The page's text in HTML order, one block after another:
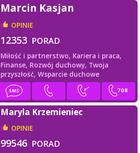
Marcin Kasjan
OPINIE
12353 PORAD
Miłość i partnerstwo, Kariera i praca,
Finanse, Rozwój duchowy, Twoja
przyszłość, Wsparcie duchowe
Maryla Krzemieniec
OPINIE
99546 PORAD